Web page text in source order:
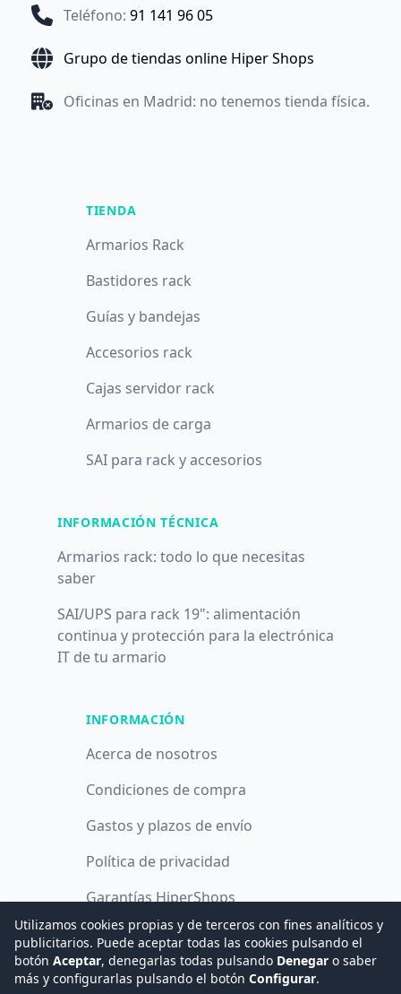
Teléfono: 91 141 96 05
Grupo de tiendas online Hiper Shops
Oficinas en Madrid: no tenemos tienda física.
TIENDA
Armarios Rack
Bastidores rack
Guías y bandejas
Accesorios rack
Cajas servidor rack
Armarios de carga
SAI para rack y accesorios
INFORMACIÓN TÉCNICA
Armarios rack: todo lo que necesitas
saber
SAI/UPS para rack 19": alimentación
continua y protección para la electrónica
IT de tu armario
INFORMACIÓN
Acerca de nosotros
Condiciones de compra
Gastos y plazos de envío
Política de privacidad
Garantías HiperShops
Política de cookies
Utilizamos cookies propias y de terceros con fines analíticos y
publicitarios. Puede aceptar todas las cookies pulsando el
botón Aceptar, denegarlas todas pulsando Denegar o saber
más y configurarlas pulsando el botón Configurar.